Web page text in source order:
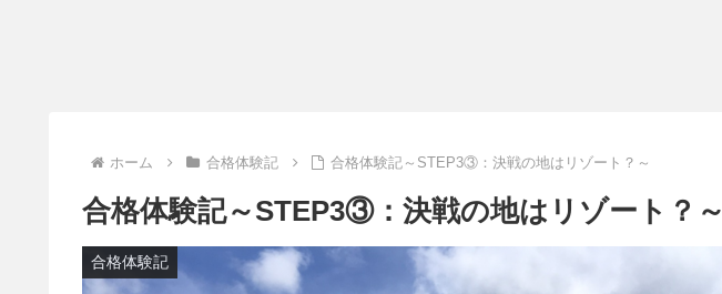
ホーム 合格体験記 合格体験記～STEP3③：決戦の地はリゾート？～
合格体験記～STEP3③：決戦の地はリゾート？～
合格体験記